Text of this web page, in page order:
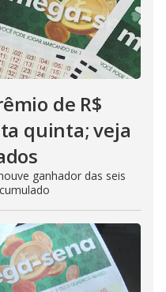
de R$
quinta; veja
ganhador das seis